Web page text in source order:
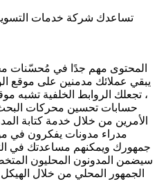
تساعدك شركة خدمات
المحتوى مهم جدًا في مُحسّنات
يبقي عملائك مدمنين على موقع
، تجعلك الروابط الخلفية تشبه
حسابات تحسين محركات
الأمرين من خلال خدمة كتابة
مدراء مدونات يفكرون في
جمهورك ويمكنهم مساعدتك في
سيضمن المدونون المحليون
الجمهور المحلي من خلال